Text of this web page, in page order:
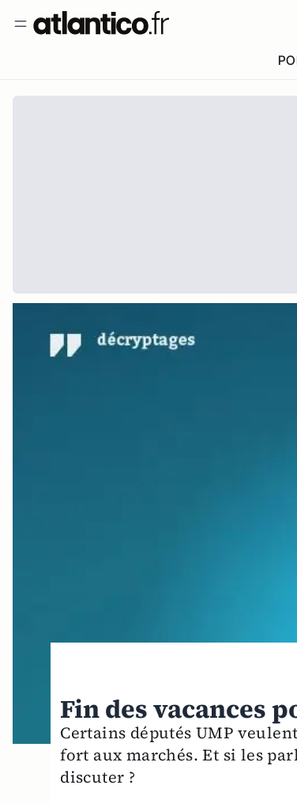
Fin des vacances
Certains députés UMP
fort aux marchés. Et si les
discuter ?